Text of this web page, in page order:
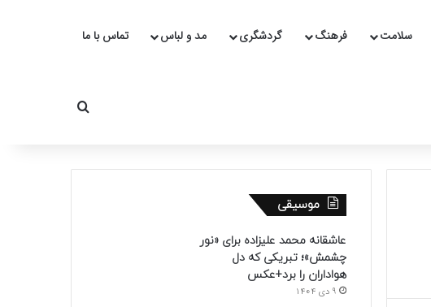
سلامت فرهنگ گردشگری مد و لباس تماس با ما
جستجو برای
موسیقی
عاشقانه محمد علیزاده برای «نور
چشمش»؛ تبریکی که دل
هواداران را برد+عکس
9 دی 1404